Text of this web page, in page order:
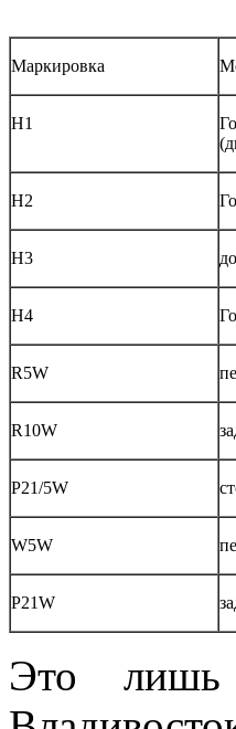
Маркировка
Н1
Н2
Н3
Н4
R5W
R10W
P21/5W
W5W
P21W
Это лишь